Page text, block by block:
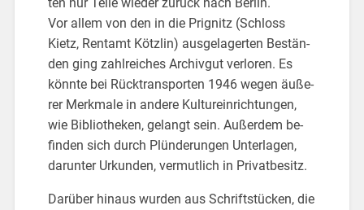
Vor allem von den in die Pri­gnitz (Schloss
Kietz, Rent­amt Kötz­lin) aus­ge­la­ger­ten Be­stän­
den ging zahl­rei­ches Ar­chiv­gut ver­lo­ren. Es
könn­te bei Rück­trans­por­ten 1946 wegen äu­ße­
rer Merk­ma­le in an­de­re Kul­tur­ein­rich­tun­gen,
wie Bi­blio­the­ken, ge­langt sein. Au­ßer­dem be­
fin­den sich durch Plün­de­run­gen Un­ter­la­gen,
dar­un­ter Ur­kun­den, ver­mut­lich in Pri­vat­be­sitz.
Dar­über hin­aus wur­den aus Schrift­stü­cken, die